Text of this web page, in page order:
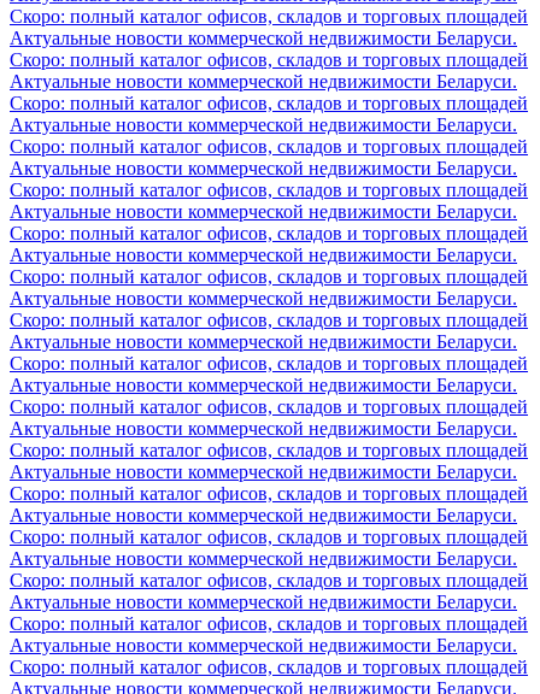
Скоро: полный каталог офисов, складов и торговых площадей
Актуальные новости коммерческой недвижимости Беларуси.
Скоро: полный каталог офисов, складов и торговых площадей
Актуальные новости коммерческой недвижимости Беларуси.
Скоро: полный каталог офисов, складов и торговых площадей
Актуальные новости коммерческой недвижимости Беларуси.
Скоро: полный каталог офисов, складов и торговых площадей
Актуальные новости коммерческой недвижимости Беларуси.
Скоро: полный каталог офисов, складов и торговых площадей
Актуальные новости коммерческой недвижимости Беларуси.
Скоро: полный каталог офисов, складов и торговых площадей
Актуальные новости коммерческой недвижимости Беларуси.
Скоро: полный каталог офисов, складов и торговых площадей
Актуальные новости коммерческой недвижимости Беларуси.
Скоро: полный каталог офисов, складов и торговых площадей
Актуальные новости коммерческой недвижимости Беларуси.
Скоро: полный каталог офисов, складов и торговых площадей
Актуальные новости коммерческой недвижимости Беларуси.
Скоро: полный каталог офисов, складов и торговых площадей
Актуальные новости коммерческой недвижимости Беларуси.
Скоро: полный каталог офисов, складов и торговых площадей
Актуальные новости коммерческой недвижимости Беларуси.
Скоро: полный каталог офисов, складов и торговых площадей
Актуальные новости коммерческой недвижимости Беларуси.
Скоро: полный каталог офисов, складов и торговых площадей
Актуальные новости коммерческой недвижимости Беларуси.
Скоро: полный каталог офисов, складов и торговых площадей
Актуальные новости коммерческой недвижимости Беларуси.
Скоро: полный каталог офисов, складов и торговых площадей
Актуальные новости коммерческой недвижимости Беларуси.
Скоро: полный каталог офисов, складов и торговых площадей
Актуальные новости коммерческой недвижимости Беларуси.